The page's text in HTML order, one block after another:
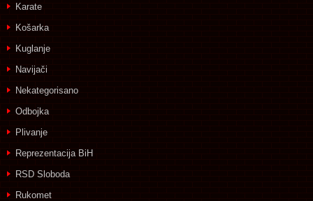
Karate
Košarka
Kuglanje
Navijači
Nekategorisano
Odbojka
Plivanje
Reprezentacija BiH
RSD Sloboda
Rukomet